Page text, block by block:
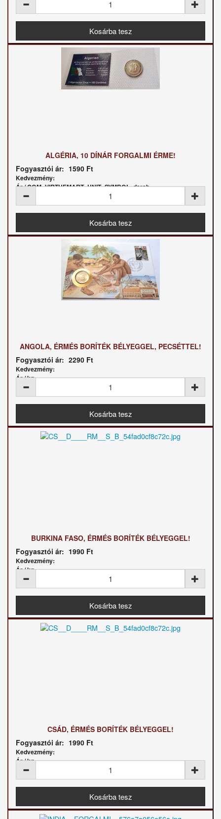
ALGÉRIA, 10 DÍNÁR FORGALMI ÉRME!
Fogyasztói ár: 1590 Ft
Kedvezmény:
Ár / COM_VIRTUEMART_UNIT_SYMBOL_darab:
ANGOLA, ÉRMÉS BORÍTÉK BÉLYEGGEL, PECSÉTTEL!
Fogyasztói ár: 2290 Ft
Kedvezmény:
Ár / kg:
BURKINA FASO, ÉRMÉS BORÍTÉK BÉLYEGGEL!
Fogyasztói ár: 1990 Ft
Kedvezmény:
Ár / kg:
CSÁD, ÉRMÉS BORÍTÉK BÉLYEGGEL!
Fogyasztói ár: 1990 Ft
Kedvezmény:
Ár / kg: